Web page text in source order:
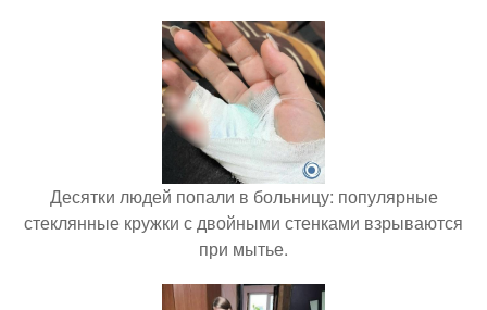
Десятки людей попали в больницу: популярные
стеклянные кружки с двойными стенками взрываются
при мытье.